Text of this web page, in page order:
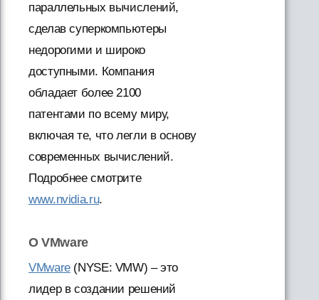
параллельных вычислений,
сделав суперкомпьютеры
недорогими и широко
доступными. Компания
обладает более 2100
патентами по всему миру,
включая те, что легли в основу
современных вычислений.
Подробнее смотрите
www.nvidia.ru.
О VMware
VMware(NYSE: VMW) – это
лидер в создании решений